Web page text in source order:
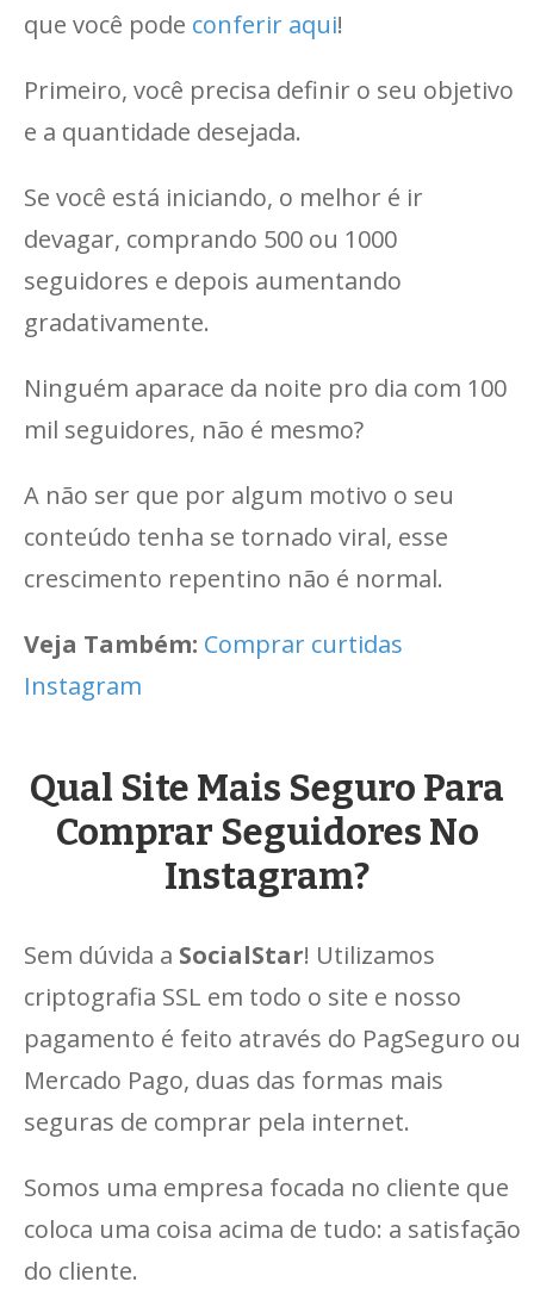
que você pode conferir aqui!
Primeiro, você precisa definir o seu objetivo
e a quantidade desejada.
Se você está iniciando, o melhor é ir
devagar, comprando 500 ou 1000
seguidores e depois aumentando
gradativamente.
Ninguém aparace da noite pro dia com 100
mil seguidores, não é mesmo?
A não ser que por algum motivo o seu
conteúdo tenha se tornado viral, esse
crescimento repentino não é normal.
Veja Também: Comprar curtidas
Instagram
Qual Site Mais Seguro Para
Comprar Seguidores No
Instagram?
Sem dúvida a SocialStar! Utilizamos
criptografia SSL em todo o site e nosso
pagamento é feito através do PagSeguro ou
Mercado Pago, duas das formas mais
seguras de comprar pela internet.
Somos uma empresa focada no cliente que
coloca uma coisa acima de tudo: a satisfação
do cliente.